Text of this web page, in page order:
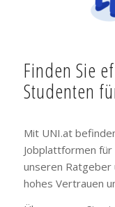
Finden Sie
Studenten
Mit UNI.at
Jobplattformen
unseren Ratgeber
hohes Vertrauen